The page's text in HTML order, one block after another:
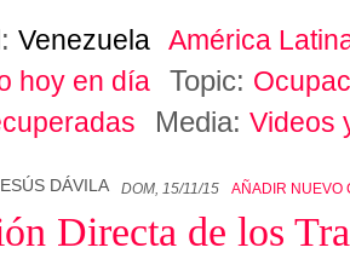
Venezuela América
hoy en día
Topic:
Media: Videos
DÁVILA DOM, 15/11/15 AÑADIR NUEVO
Directa de los